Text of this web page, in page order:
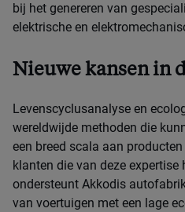
bij het genereren van
elektrische en
Nieuwe kansen in
Levenscyclusanalyse en
wereldwijde methoden die
een breed scala aan
klanten die van deze expertise
ondersteunt Akkodis
van voertuigen met een lage